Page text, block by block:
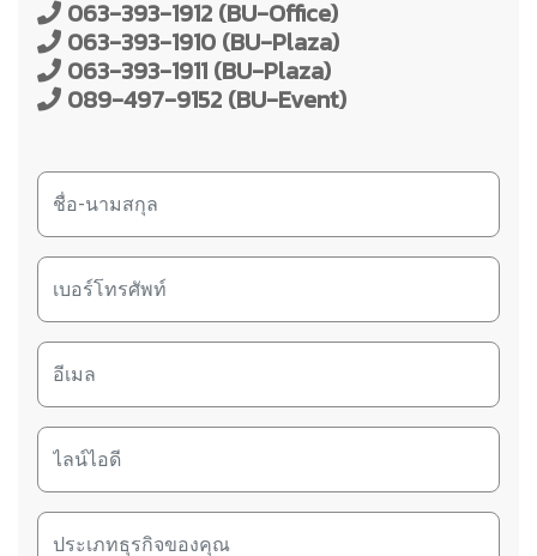
063-393-1912 (BU-Office)
063-393-1910 (BU-Plaza)
063-393-1911 (BU-Plaza)
089-497-9152 (BU-Event)